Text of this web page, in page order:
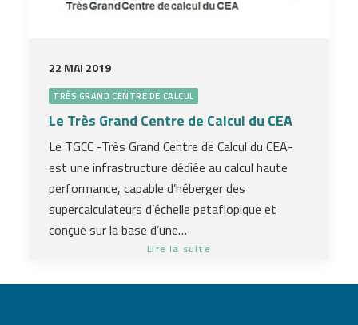
22 MAI 2019
TRÈS GRAND CENTRE DE CALCUL
Le Très Grand Centre de Calcul du CEA
Le TGCC -Très Grand Centre de Calcul du CEA-
est une infrastructure dédiée au calcul haute
performance, capable d’héberger des
supercalculateurs d’échelle petaflopique et
conçue sur la base d’une…
Lire la suite